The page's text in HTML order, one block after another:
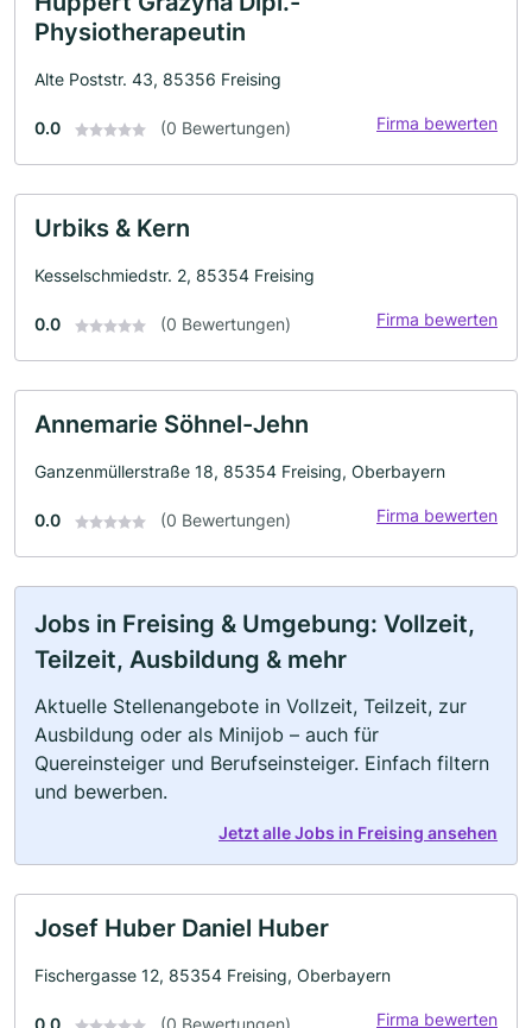
Physiotherapeutin
Alte Poststr. 43, 85356 Freising
0.0 (0 Bewertungen) Firma bewerten
Urbiks & Kern
Kesselschmiedstr. 2, 85354 Freising
0.0 (0 Bewertungen) Firma bewerten
Annemarie Söhnel-Jehn
Ganzenmüllerstraße 18, 85354 Freising, Oberbayern
0.0 (0 Bewertungen) Firma bewerten
Jobs in Freising & Umgebung: Vollzeit,
Teilzeit, Ausbildung & mehr
Aktuelle Stellenangebote in Vollzeit, Teilzeit, zur
Ausbildung oder als Minijob – auch für
Quereinsteiger und Berufseinsteiger. Einfach filtern
und bewerben.
Jetzt alle Jobs in Freising ansehen
Josef Huber Daniel Huber
Fischergasse 12, 85354 Freising, Oberbayern
0.0 (0 Bewertungen) Firma bewerten